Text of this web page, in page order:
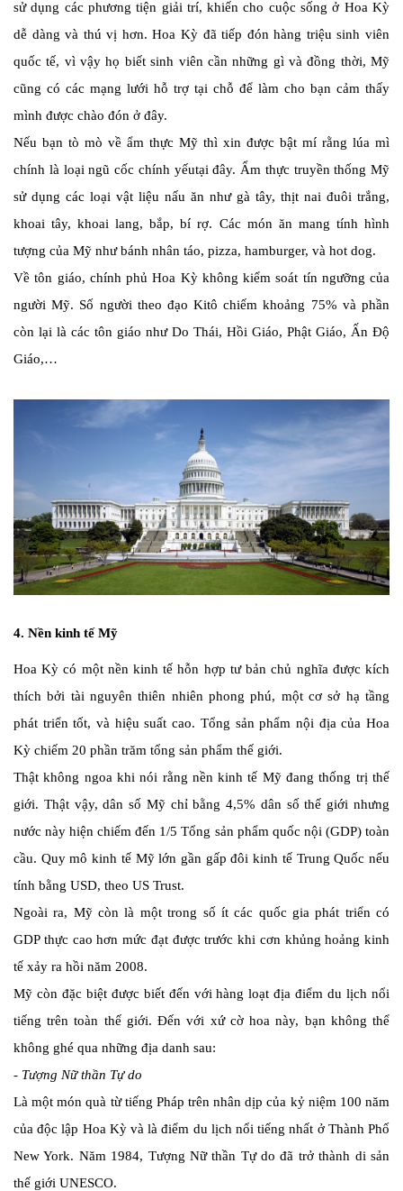
sử dụng các phương tiện giải trí, khiến cho cuộc sống ở Hoa Kỳ
dễ dàng và thú vị hơn. Hoa Kỳ đã tiếp đón hàng triệu sinh viên
quốc tế, vì vậy họ biết sinh viên cần những gì và đồng thời, Mỹ
cũng có các mạng lưới hỗ trợ tại chỗ để làm cho bạn cảm thấy
mình được chào đón ở đây.
Nếu bạn tò mò về ẩm thực Mỹ thì xin được bật mí rằng lúa mì
chính là loại ngũ cốc chính yếutại đây. Ẩm thực truyền thống Mỹ
sử dụng các loại vật liệu nấu ăn như gà tây, thịt nai đuôi trắng,
khoai tây, khoai lang, bắp, bí rợ. Các món ăn mang tính hình
tượng của Mỹ như bánh nhân táo, pizza, hamburger, và hot dog.
Về tôn giáo, chính phủ Hoa Kỳ không kiểm soát tín ngưỡng của
người Mỹ. Số người theo đạo Kitô chiếm khoảng 75% và phần
còn lại là các tôn giáo như Do Thái, Hồi Giáo, Phật Giáo, Ấn Độ
Giáo,…
4. Nền kinh tế Mỹ
Hoa Kỳ có một nền kinh tế hỗn hợp tư bản chủ nghĩa được kích
thích bởi tài nguyên thiên nhiên phong phú, một cơ sở hạ tầng
phát triển tốt, và hiệu suất cao. Tổng sản phẩm nội địa của Hoa
Kỳ chiếm 20 phần trăm tổng sản phẩm thế giới.
Thật không ngoa khi nói rằng nền kinh tế Mỹ đang thống trị thế
giới. Thật vậy, dân số Mỹ chỉ bằng 4,5% dân số thế giới nhưng
nước này hiện chiếm đến 1/5 Tổng sản phẩm quốc nội (GDP) toàn
cầu. Quy mô kinh tế Mỹ lớn gần gấp đôi kinh tế Trung Quốc nếu
tính bằng USD, theo US Trust.
Ngoài ra, Mỹ còn là một trong số ít các quốc gia phát triển có
GDP thực cao hơn mức đạt được trước khi cơn khủng hoảng kinh
tế xảy ra hồi năm 2008.
Mỹ còn đặc biệt được biết đến với hàng loạt địa điểm du lịch nổi
tiếng trên toàn thế giới. Đến với xứ cờ hoa này, bạn không thể
không ghé qua những địa danh sau:
- Tượng Nữ thần Tự do
Là một món quà từ tiếng Pháp trên nhân dịp của kỷ niệm 100 năm
của độc lập Hoa Kỳ và là điểm du lịch nổi tiếng nhất ở Thành Phố
New York. Năm 1984, Tượng Nữ thần Tự do đã trở thành di sản
thế giới UNESCO.